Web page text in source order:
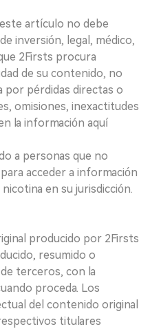
artículo no debe
inversión, legal, médico,
2Firsts procura
de su contenido, no
por pérdidas directas o
omisiones, inexactitudes
la información aquí
a personas que no
acceder a información
en su jurisdicción.
producido por 2Firsts
resumido o
terceros, con la
proceda. Los
del contenido original
titulares